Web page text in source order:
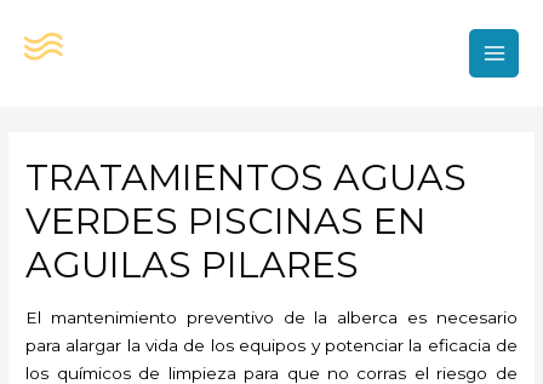
TRATAMIENTOS AGUAS
VERDES PISCINAS EN
AGUILAS PILARES
El mantenimiento preventivo de la alberca es necesario
para alargar la vida de los equipos y potenciar la eficacia de
los químicos de limpieza para que no corras el riesgo de